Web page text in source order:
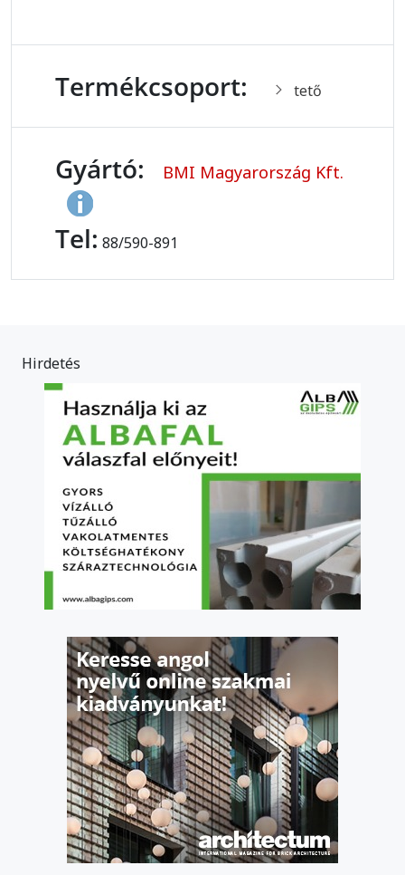
Termékcsoport: tető
Gyártó: BMI Magyarország Kft.
Tel: 88/590-891
Hirdetés